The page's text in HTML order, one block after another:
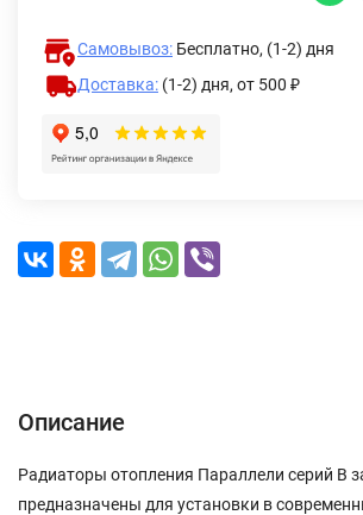
Самовывоз: Бесплатно, (1-2) дня
Доставка: (1-2) дня, от 500 ₽
Описание
Радиаторы отопления Параллели серий В
предназначены для установки в